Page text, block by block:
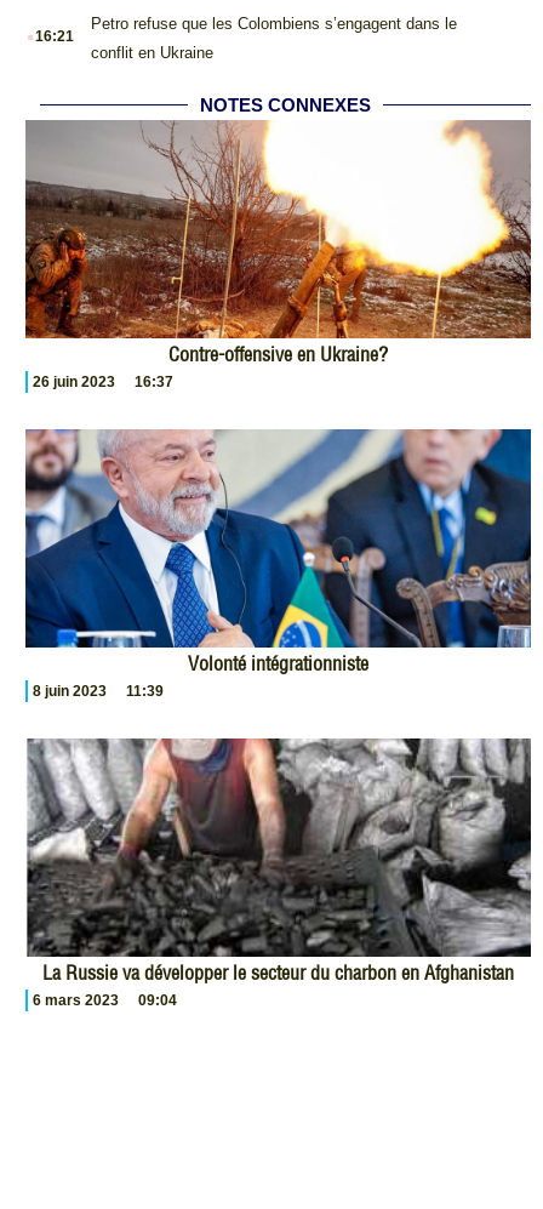
.16:21
Petro refuse que les Colombiens s’engagent dans le
conflit en Ukraine
NOTES CONNEXES
Contre-offensive en Ukraine?
26 juin 2023 16:37
Volonté intégrationniste
8 juin 2023 11:39
La Russie va développer le secteur du charbon en Afghanistan
6 mars 2023 09:04